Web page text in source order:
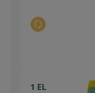
Auswahl ändern
1 EL